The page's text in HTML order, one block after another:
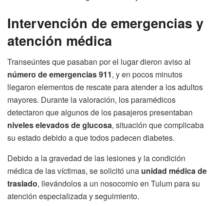
Intervención de emergencias y
atención médica
Transeúntes que pasaban por el lugar dieron aviso al
número de emergencias 911, y en pocos minutos
llegaron elementos de rescate para atender a los adultos
mayores. Durante la valoración, los paramédicos
detectaron que algunos de los pasajeros presentaban
niveles elevados de glucosa, situación que complicaba
su estado debido a que todos padecen diabetes.
Debido a la gravedad de las lesiones y la condición
médica de las víctimas, se solicitó una unidad médica de
traslado, llevándolos a un nosocomio en Tulum para su
atención especializada y seguimiento.